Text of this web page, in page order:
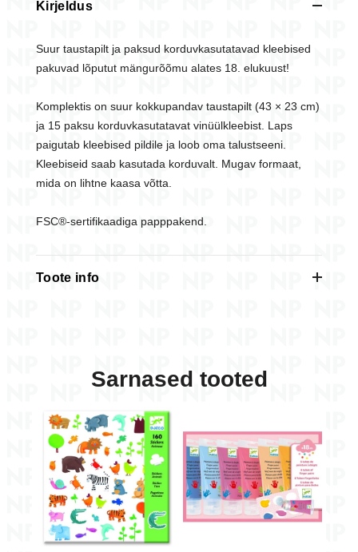
Kirjeldus
Suur taustapilt ja paksud korduvkasutatavad kleebised
pakuvad lõputut mängurõõmu alates 18. elukuust!
Komplektis on suur kokkupandav taustapilt (43 × 23 cm)
ja 15 paksu korduvkasutatavat vinüülkleebist. Laps
paigutab kleebised pildile ja loob oma talustseeni.
Kleebiseid saab kasutada korduvalt. Mugav formaat,
mida on lihtne kaasa võtta.
FSC®-sertifikaadiga papppakend.
Toote info
Vanus alates +18 kuud/months
Toote mõõtmed 43 x 23 cm
Sarnased tooted